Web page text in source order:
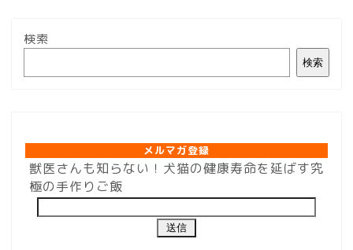
検索
検索
メルマガ登録
獣医さんも知らない！犬猫の健康寿命を延ばす究
極の手作りご飯